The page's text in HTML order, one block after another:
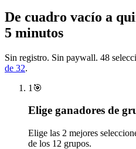
De cuadro vacío a
5 minutos
Sin registro. Sin paywall. 48
de 32.
1 🎯
Elige ganadores de
Elige las 2 mejores
de los 12 grupos.